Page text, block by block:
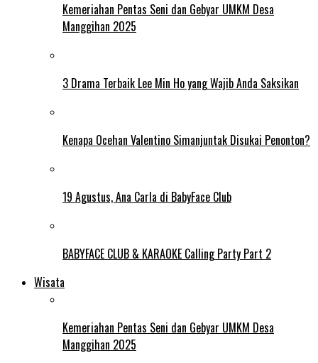
Kemeriahan Pentas Seni dan Gebyar UMKM Desa
Manggihan 2025
3 Drama Terbaik Lee Min Ho yang Wajib Anda Saksikan
Kenapa Ocehan Valentino Simanjuntak Disukai Penonton?
19 Agustus, Ana Carla di BabyFace Club
BABYFACE CLUB & KARAOKE Calling Party Part 2
Wisata
Kemeriahan Pentas Seni dan Gebyar UMKM Desa
Manggihan 2025